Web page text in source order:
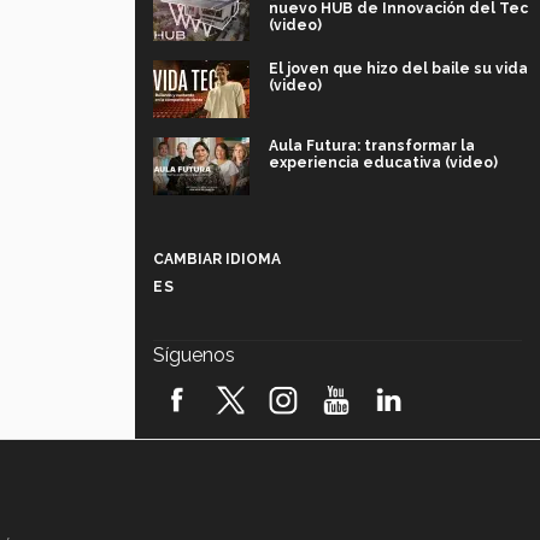
nuevo HUB de Innovación del Tec
(video)
El joven que hizo del baile su vida
(video)
Aula Futura: transformar la
experiencia educativa (video)
robótica FIRST 2026! (video)
CAMBIAR IDIOMA
ES
Síguenos